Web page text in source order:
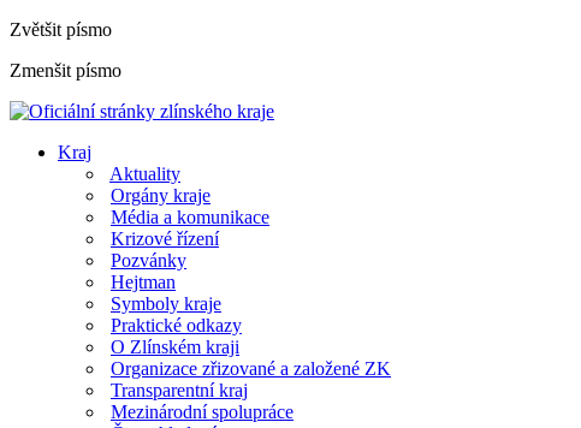
Zvětšit písmo
Zmenšit písmo
Kraj
Aktuality
Orgány kraje
Média a komunikace
Krizové řízení
Pozvánky
Hejtman
Symboly kraje
Praktické odkazy
O Zlínském kraji
Organizace zřizované a založené ZK
Transparentní kraj
Mezinárodní spolupráce